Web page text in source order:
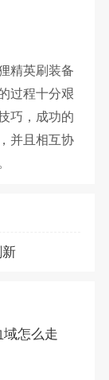
精英刷装备
过程十分艰
巧，成功的
并且相互协
怎么走